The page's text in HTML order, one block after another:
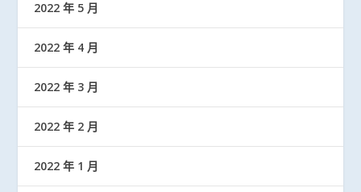
2022 年 5 月
2022 年 4 月
2022 年 3 月
2022 年 2 月
2022 年 1 月